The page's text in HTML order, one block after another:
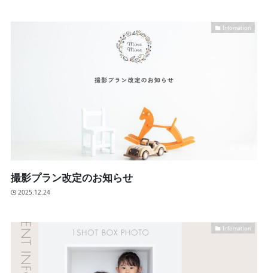
Infomation
撮影プラン改定のお知らせ
2025.12.24
Infomation